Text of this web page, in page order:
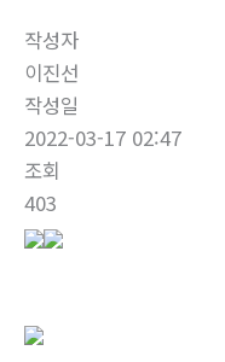
작성자
이진선
작성일
2022-03-17 02:47
조회
403